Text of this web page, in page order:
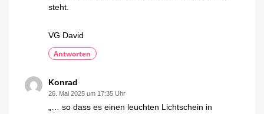
steht.
VG David
Antworten
Konrad
26. Mai 2025 um 17:35 Uhr
„… so dass es einen leuchten Lichtschein in